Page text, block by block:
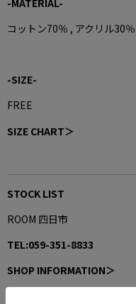
-MATERIAL-
コットン70％ , アクリル30％
-SIZE-
FREE
SIZE CHART＞
STOCK LIST
ROOM 四日市
TEL:059-351-8833
SHOP INFORMATION＞